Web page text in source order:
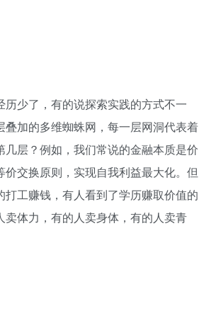
少了，有的说探索实践的方式不一
加的多维蜘蛛网，每一层网洞代表着
层？例如，我们常说的金融本质是价
交换原则，实现自我利益最大化。但
工赚钱，有人看到了学历赚取价值的
体力，有的人卖身体，有的人卖青